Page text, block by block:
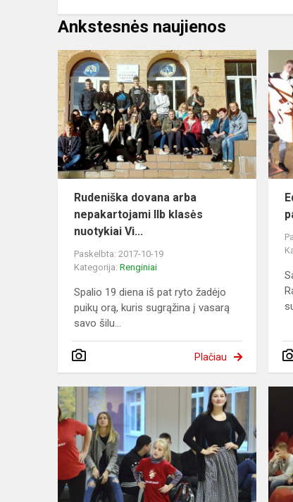
Ankstesnės naujienos
Rudeniška dovana arba
nepakartojami IIb klasės
nuotykiai Vi...
Paskelbta: 2017-10-19
Kategorija: Renginiai
Spalio 19 diena iš pat ryto žadėjo
puikų orą, kuris sugrąžina į vasarą
savo šilu...
Plačiau